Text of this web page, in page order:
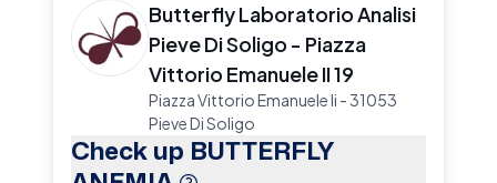
Butterfly Laboratorio Analisi
Pieve Di Soligo - Piazza
Vittorio Emanuele II 19
Piazza Vittorio Emanuele Ii - 31053
Pieve Di Soligo
Check up BUTTERFLY